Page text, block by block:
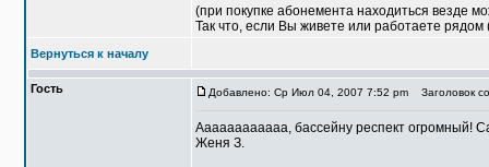
(при покупке абонемента находиться везде
Так что, если Вы живете или работаете
Вернуться к началу
Гость Добавлено: Ср Июл 04, 2007 7:52 pm Заголовок
Аааааааааааа, бассейну респект огромный!
Женя З.